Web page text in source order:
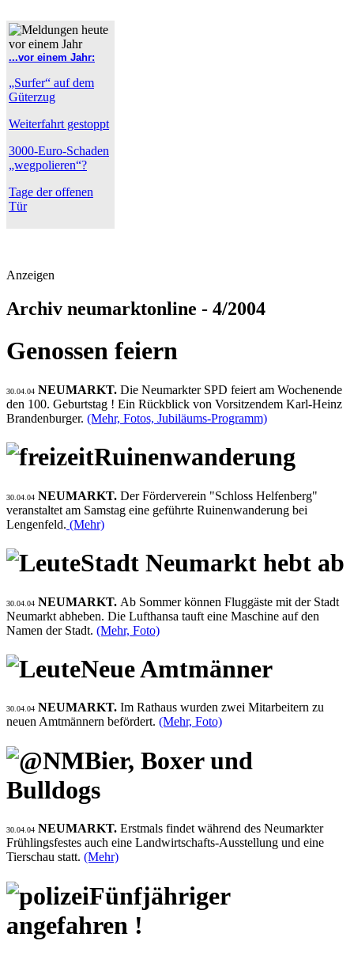
...vor einem Jahr:
„Surfer“ auf dem
Güterzug
Weiterfahrt gestoppt
3000-Euro-Schaden
„wegpolieren“?
Tage der offenen
Tür
Anzeigen
Archiv neumarktonline - 4/2004
Genossen feiern
30.04.04 NEUMARKT. Die Neumarkter SPD feiert am Wochenende
den 100. Geburtstag ! Ein Rückblick von Vorsitzendem Karl-Heinz
Brandenburger. (Mehr, Fotos, Jubiläums-Programm)
Ruinenwanderung
30.04.04 NEUMARKT. Der Förderverein "Schloss Helfenberg"
veranstaltet am Samstag eine geführte Ruinenwanderung bei
Lengenfeld. (Mehr)
Stadt Neumarkt hebt ab
30.04.04 NEUMARKT. Ab Sommer können Fluggäste mit der Stadt
Neumarkt abheben. Die Lufthansa tauft eine Maschine auf den
Namen der Stadt. (Mehr, Foto)
Neue Amtmänner
30.04.04 NEUMARKT. Im Rathaus wurden zwei Mitarbeitern zu
neuen Amtmännern befördert. (Mehr, Foto)
Bier, Boxer und
Bulldogs
30.04.04 NEUMARKT. Erstmals findet während des Neumarkter
Frühlingsfestes auch eine Landwirtschafts-Ausstellung und eine
Tierschau statt. (Mehr)
Fünfjähriger
angefahren !